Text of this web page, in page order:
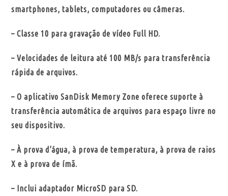
smartphones, tablets, computadores ou câmeras.
– Classe 10 para gravação de vídeo Full HD.
– Velocidades de leitura até 100 MB/s para transferência
rápida de arquivos.
– O aplicativo SanDisk Memory Zone oferece suporte à
transferência automática de arquivos para espaço livre no
seu dispositivo.
– À prova d’água, à prova de temperatura, à prova de raios
X e à prova de ímã.
– Inclui adaptador MicroSD para SD.